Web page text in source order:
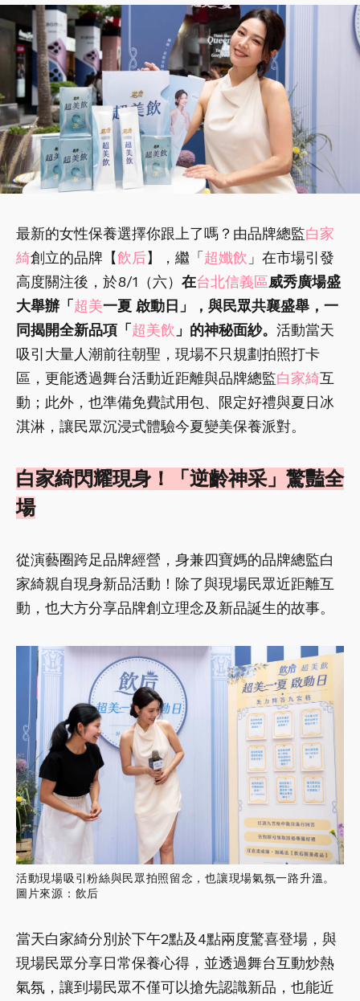
最新的女性保養選擇你跟上了嗎？由品牌總監白家
綺創立的品牌【飲后】，繼「超孅飲 」在市場引發
高度關注後，於8/1（六） 在台北信義區威秀廣場盛
大舉辦「超美一夏 啟動日」，與民眾共襄盛舉，一
同揭開全新品項「超美飲 」的神秘面紗。 活動當天
吸引大量人潮前往朝聖，現場不只規劃拍照打卡
區，更能透過舞台活動近距離與品牌總監白家綺互
動；此外，也準備免費試用包、限定好禮與夏日冰
淇淋，讓民眾沉浸式體驗今夏變美保養派對。
白家綺閃耀現身！「逆齡神采」驚豔全
場
從演藝圈跨足品牌經營，身兼四寶媽的品牌總監白
家綺親自現身新品活動！除了與現場民眾近距離互
動，也大方分享品牌創立理念及新品誕生的故事。
活動現場吸引粉絲與民眾拍照留念，也讓現場氣氛一路升溫。
圖片來源：飲后
當天白家綺分別於下午2點及4點兩度驚喜登場，與
現場民眾分享日常保養心得，並透過舞台互動炒熱
氣氛，讓到場民眾不僅可以搶先認識新品，也能近